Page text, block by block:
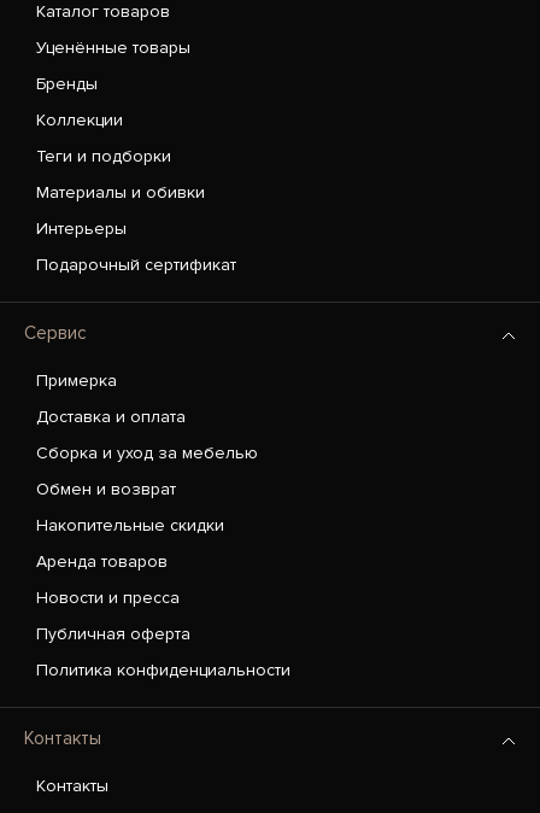
Каталог товаров
Уценённые товары
Бренды
Коллекции
Теги и подборки
Материалы и обивки
Интерьеры
Подарочный сертификат
Сервис
Примерка
Доставка и оплата
Сборка и уход за мебелью
Обмен и возврат
Накопительные скидки
Аренда товаров
Новости и пресса
Публичная оферта
Политика конфиденциальности
Контакты
Контакты